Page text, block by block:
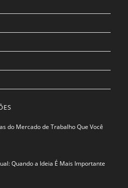
do Mercado de Trabalho Que Você
Quando a Ideia É Mais Importante